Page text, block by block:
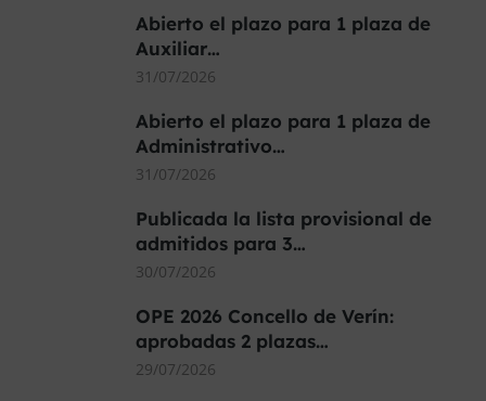
Abierto el plazo para 1 plaza de
Auxiliar…
31/07/2026
Abierto el plazo para 1 plaza de
Administrativo…
31/07/2026
Publicada la lista provisional de
admitidos para 3…
30/07/2026
OPE 2026 Concello de Verín:
aprobadas 2 plazas…
29/07/2026